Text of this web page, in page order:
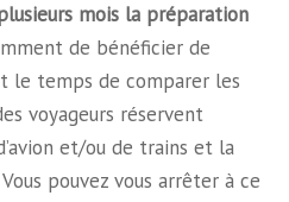
mois la préparation
de bénéficier de
le temps de comparer les
voyageurs réservent
et/ou de trains et la
pouvez vous arrêter à ce